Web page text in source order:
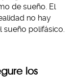
de sueño. El
no hay
sueño polifásico.
los